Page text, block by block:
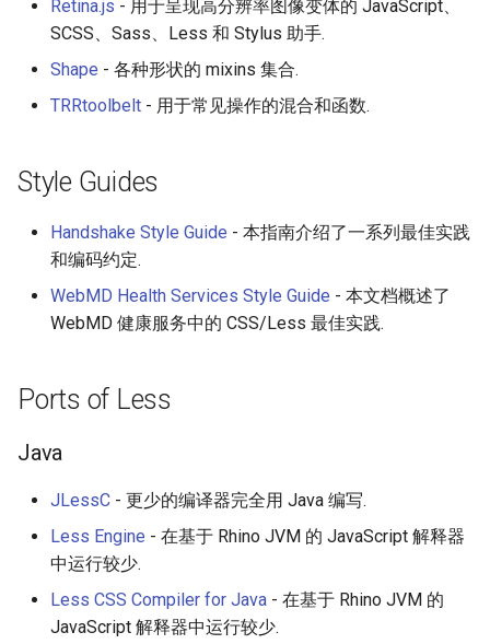
Diversity
开源支持者
Theravada
inspectIT
Jupyter
Humane Technology
Retina.js - 用于呈现高分辨率图像变体的 JavaScript、
SCSS、Sass、Less 和 Stylus 助手.
Shape - 各种形状的 mixins 集合.
TRRtoolbelt - 用于常见操作的混合和函数.
Style Guides
Handshake Style Guide - 本指南介绍了一系列最佳实践
和编码约定.
WebMD Health Services Style Guide - 本文档概述了
WebMD 健康服务中的 CSS/Less 最佳实践.
Ports of Less
Java
JLessC - 更少的编译器完全用 Java 编写.
Less Engine - 在基于 Rhino JVM 的 JavaScript 解释器
中运行较少.
Less CSS Compiler for Java - 在基于 Rhino JVM 的
JavaScript 解释器中运行较少.